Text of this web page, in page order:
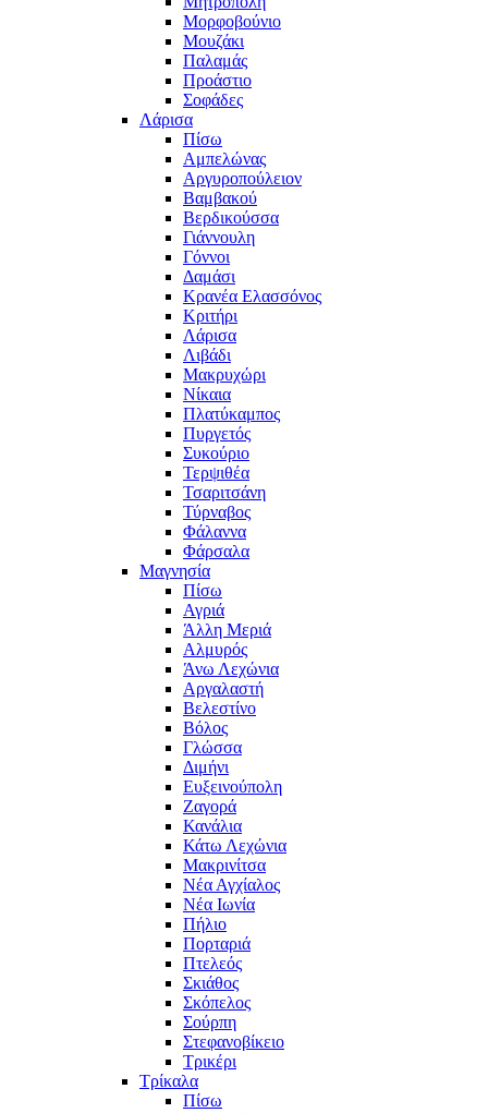
Μορφοβούνιο
Μουζάκι
Παλαμάς
Προάστιο
Σοφάδες
Λάρισα
Πίσω
Αμπελώνας
Αργυροπούλειον
Βαμβακού
Βερδικούσσα
Γιάννουλη
Γόννοι
Δαμάσι
Κρανέα Ελασσόνος
Κριτήρι
Λάρισα
Λιβάδι
Μακρυχώρι
Νίκαια
Πλατύκαμπος
Πυργετός
Συκούριο
Τερψιθέα
Τσαριτσάνη
Τύρναβος
Φάλαννα
Φάρσαλα
Μαγνησία
Πίσω
Αγριά
Άλλη Μεριά
Αλμυρός
Άνω Λεχώνια
Αργαλαστή
Βελεστίνο
Βόλος
Γλώσσα
Διμήνι
Ευξεινούπολη
Ζαγορά
Κανάλια
Κάτω Λεχώνια
Μακρινίτσα
Νέα Αγχίαλος
Νέα Ιωνία
Πήλιο
Πορταριά
Πτελεός
Σκιάθος
Σκόπελος
Σούρπη
Στεφανοβίκειο
Τρικέρι
Τρίκαλα
Πίσω